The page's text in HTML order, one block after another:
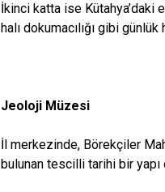
İkinci katta ise Kütahya’daki
halı dokumacılığı gibi günlük
Jeoloji Müzesi
İl merkezinde, Börekçiler
bulunan tescilli tarihi bir yapı